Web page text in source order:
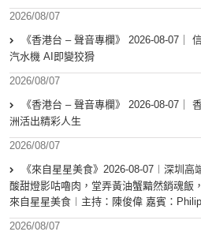
2026/08/07
《香港台 – 聲音專欄》 2026-08-07｜
汽水機 AI即變狡猾
2026/08/07
《香港台 – 聲音專欄》 2026-08-07｜
洲活出精彩人生
2026/08/07
《來自星星美食》2026-08-07︱深圳
酸甜燈影咕嚕肉，堂弄黃油蟹黯然銷魂飯
來自星星美食︱主持：陳俊偉 嘉賓：
2026/08/07